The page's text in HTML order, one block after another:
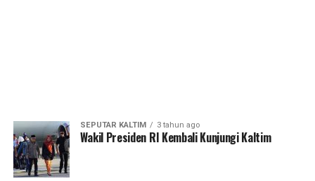
SEPUTAR KALTIM 3 tahun ago
Wakil Presiden RI Kembali Kunjungi Kaltim